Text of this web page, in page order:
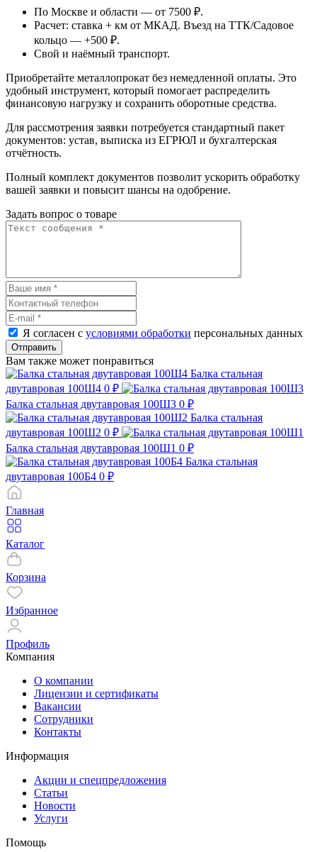
По Москве и области — от 7500 ₽.
Расчет: ставка + км от МКАД. Въезд на ТТК/Садовое
кольцо — +500 ₽.
Свой и наёмный транспорт.
Приобретайте металлопрокат без немедленной оплаты. Это
удобный инструмент, который помогает распределить
финансовую нагрузку и сохранить оборотные средства.
Для рассмотрения заявки потребуется стандартный пакет
документов: устав, выписка из ЕГРЮЛ и бухгалтерская
отчётность.
Полный комплект документов позволит ускорить обработку
вашей заявки и повысит шансы на одобрение.
Задать вопрос о товаре
Я согласен с условиями обработки персональных данных
Отправить
Вам также может понравиться
Балка стальная
двутавровая 100Ш4 0 ₽
Балка стальная двутавровая 100Ш3 0 ₽
Балка стальная
двутавровая 100Ш2 0 ₽
Балка стальная двутавровая 100Ш1 0 ₽
Балка стальная
двутавровая 100Б4 0 ₽
Главная
Каталог
Корзина
Избранное
Профиль
Компания
О компании
Лицензии и сертификаты
Вакансии
Сотрудники
Контакты
Информация
Акции и спецпредложения
Статьи
Новости
Услуги
Помощь